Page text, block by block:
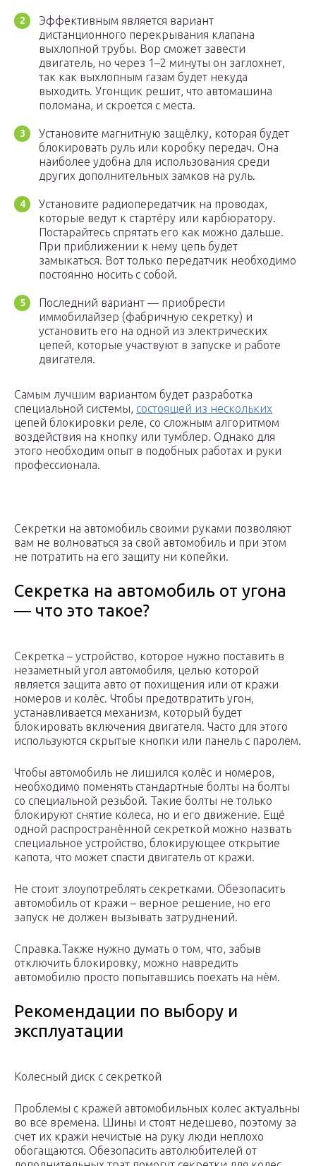
Эффективным является вариант
дистанционного перекрывания клапана
выхлопной трубы. Вор сможет завести
двигатель, но через 1–2 минуты он заглохнет,
так как выхлопным газам будет некуда
выходить. Угонщик решит, что автомашина
поломана, и скроется с места.
Установите магнитную защёлку, которая будет
блокировать руль или коробку передач. Она
наиболее удобна для использования среди
других дополнительных замков на руль.
Установите радиопередатчик на проводах,
которые ведут к стартёру или карбюратору.
Постарайтесь спрятать его как можно дальше.
При приближении к нему цепь будет
замыкаться. Вот только передатчик необходимо
постоянно носить с собой.
Последний вариант — приобрести
иммобилайзер (фабричную секретку) и
установить его на одной из электрических
цепей, которые участвуют в запуске и работе
двигателя.
Самым лучшим вариантом будет разработка
специальной системы, состоящей из нескольких
цепей блокировки реле, со сложным алгоритмом
воздействия на кнопку или тумблер. Однако для
этого необходим опыт в подобных работах и руки
профессионала.
Секретки на автомобиль своими руками позволяют
вам не волноваться за свой автомобиль и при этом
не потратить на его защиту ни копейки.
Секретка на автомобиль от угона
— что это такое?
Секретка – устройство, которое нужно поставить в
незаметный угол автомобиля, целью которой
является защита авто от похищения или от кражи
номеров и колёс. Чтобы предотвратить угон,
устанавливается механизм, который будет
блокировать включения двигателя. Часто для этого
используются скрытые кнопки или панель с паролем.
Чтобы автомобиль не лишился колёс и номеров,
необходимо поменять стандартные болты на болты
со специальной резьбой. Такие болты не только
блокируют снятие колеса, но и его движение. Ещё
одной распространённой секреткой можно назвать
специальное устройство, блокирующее открытие
капота, что может спасти двигатель от кражи.
Не стоит злоупотреблять секретками. Обезопасить
автомобиль от кражи – верное решение, но его
запуск не должен вызывать затруднений.
Справка.Также нужно думать о том, что, забыв
отключить блокировку, можно навредить
автомобилю просто попытавшись поехать на нём.
Рекомендации по выбору и
эксплуатации
Колесный диск с секреткой
Проблемы с кражей автомобильных колес актуальны
во все времена. Шины и стоят недешево, поэтому за
счет их кражи нечистые на руку люди неплохо
обогащаются. Обезопасить автолюбителей от